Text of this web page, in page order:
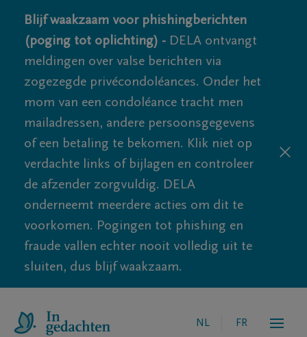
Blijf waakzaam voor phishingberichten
(poging tot oplichting) - DELA ontvangt
meldingen over valse berichten via
zogezegde privécondoléances. Onder het
mom van een condoléance tracht men
mailadressen, andere persoonsgegevens
of een betaling te bekomen. Klik niet op
verdachte links of bijlagen en controleer
de afzender zorgvuldig. DELA
onderneemt meerdere acties om dit te
voorkomen. Pogingen tot phishing en
fraude vallen echter nooit volledig uit te
sluiten, dus blijf waakzaam.
NL FR